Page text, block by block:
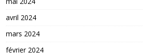
avril 2024
mars 2024
février 2024